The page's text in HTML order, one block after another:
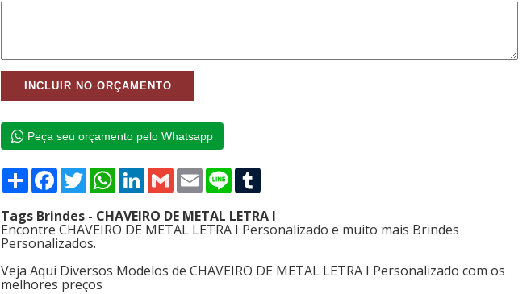
Peça seu orçamento pelo Whatsapp
Compartilhar
Facebook
TwitterWhatsApp
LinkedIn
GmailEmailLine
Tags Brindes - CHAVEIRO DE METAL LETRA I
Encontre CHAVEIRO DE METAL LETRA I Personalizado e muito mais Brindes
Personalizados.
Veja Aqui Diversos Modelos de CHAVEIRO DE METAL LETRA I Personalizado com os
melhores preços